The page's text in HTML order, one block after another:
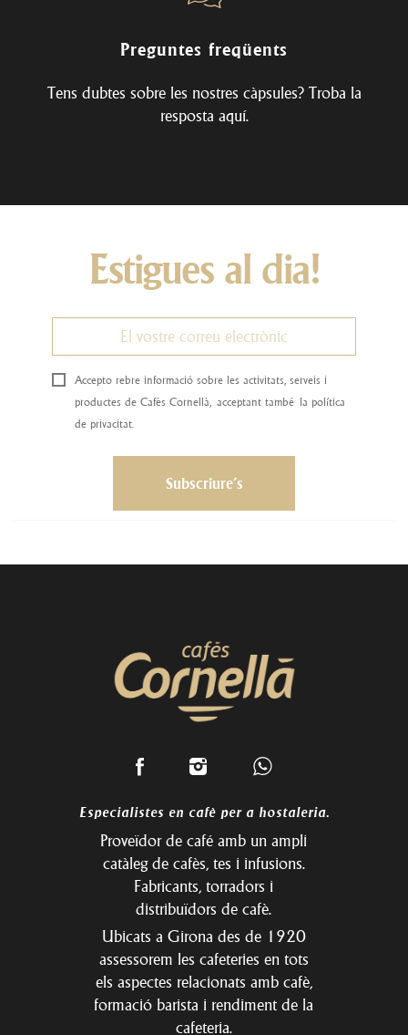
Preguntes freqüents
Tens dubtes sobre les nostres càpsules? Troba la
resposta aquí.
Estigues al dia!
Accepto rebre informació sobre les activitats, serveis i
productes de Cafès Cornellà, acceptant també la política
de privacitat.
Especialistes en cafè per a hostaleria.
Proveïdor de café amb un ampli
catàleg de cafès, tes i infusions.
Fabricants, torradors i
distribuïdors de cafè.
Ubicats a Girona des de 1920
assessorem les cafeteries en tots
els aspectes relacionats amb cafè,
formació barista i rendiment de la
cafeteria.